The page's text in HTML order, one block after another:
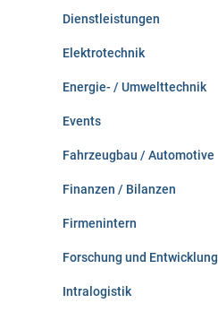
Dienstleistungen
Elektrotechnik
Energie- / Umwelttechnik
Events
Fahrzeugbau / Automotive
Finanzen / Bilanzen
Firmenintern
Forschung und Entwicklung
Intralogistik